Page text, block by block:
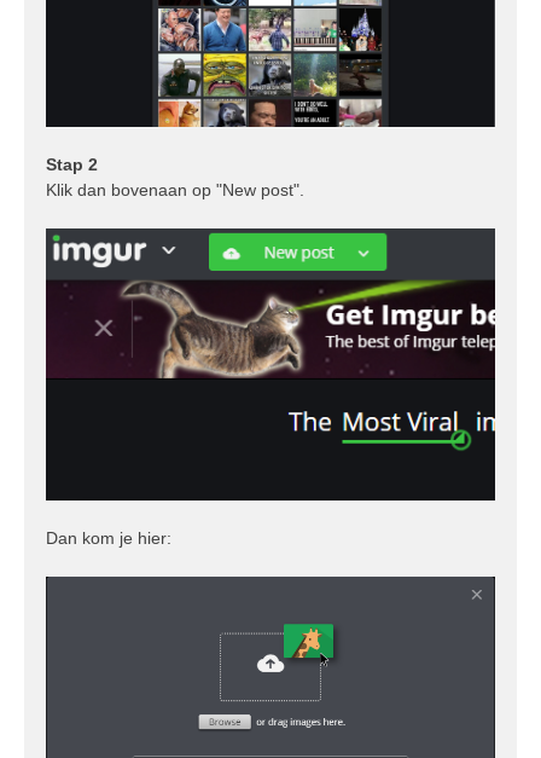
Stap 2
Klik dan bovenaan op "New post".
Dan kom je hier: